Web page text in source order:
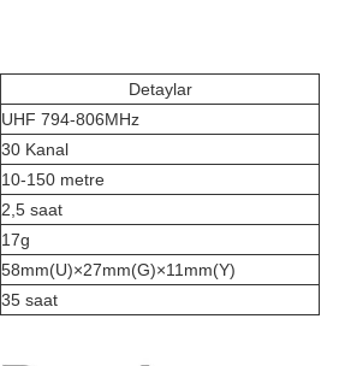
Detaylar
UHF 794-806MHz
30 Kanal
10-150 metre
2,5 saat
17g
58mm(U)×27mm(G)×11mm(Y)
35 saat